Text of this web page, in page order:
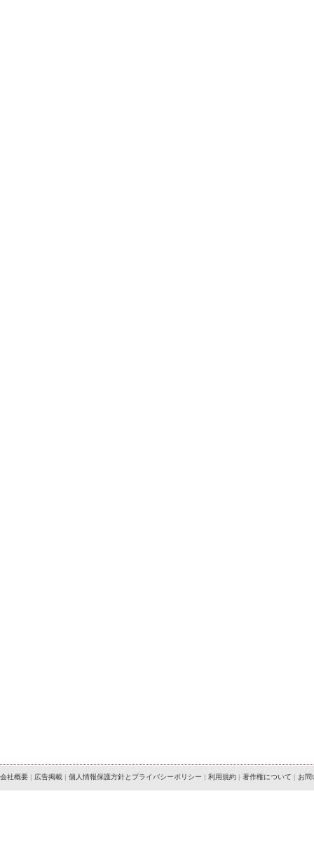
会社概要 | 広告掲載 | 個人情報保護方針とプライバシーポリシー | 利用規約 | 著作権について | お問